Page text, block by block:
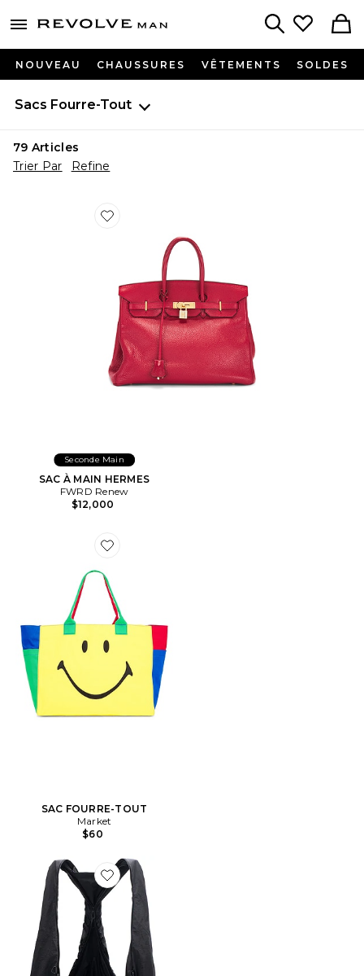
menu - shows more content
Revolve
NOUVEAU CHAUSSURES VÊTEMENTS SOLDES
Sacs Fourre-Tout
79 Articles
Trier Par
Refine
Favorite SAC À MAIN HERMES
Seconde Main
SAC À MAIN HERMES
FWRD Renew
$12,000
Favorite SAC FOURRE-TOUT
SAC FOURRE-TOUT
Market
$60
Favorite SAC SMOOTH